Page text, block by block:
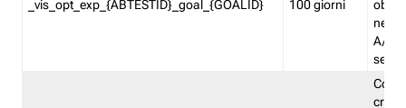
_vis_opt_exp_{ABTESTID}_goal_{GOALID} 100 giorni
nel
A/B.